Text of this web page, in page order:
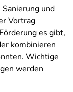
und
Vortrag
es gibt,
kombinieren
Wichtige
werden